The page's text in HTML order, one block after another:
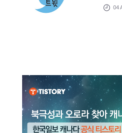
04